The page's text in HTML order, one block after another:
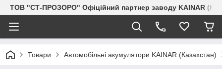
ТОВ "СТ-ПРОЗОРО" Офіційний партнер заводу KAINAR
Товари Автомобільні акумулятори KAINAR (Казахстан)